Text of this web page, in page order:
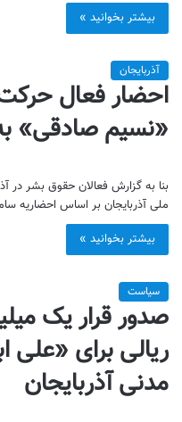
بیشتر بخوانید »
آذربایجان
احضار فعال
«نسیم صادقی»
بنا به گزارش فعالان حقوق بشر در
ملی آذربایجان بر اساس احضاریه
بیشتر بخوانید »
سیاست
صدور قرار یک
ریالی برای «علی
مدنی آذربایجان